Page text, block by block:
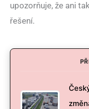
upozorňuje, že ani
řešení.